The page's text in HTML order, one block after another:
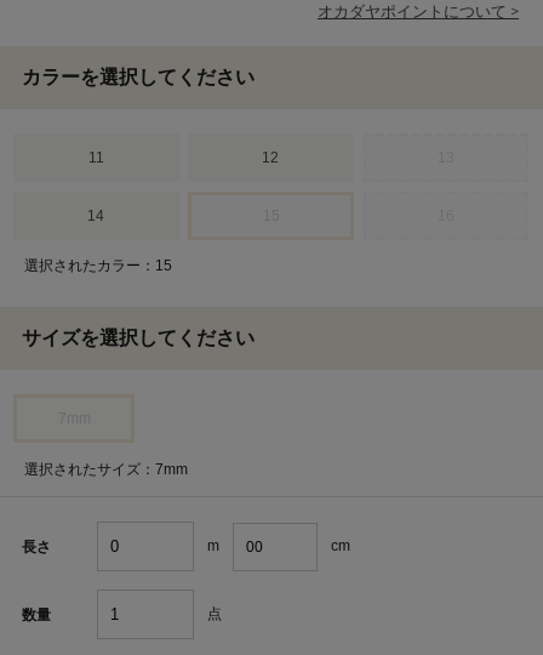
オカダヤポイントについて >
カラーを選択してください
11 12
14
選択されたカラー：15
サイズを選択してください
選択されたサイズ：7mm
長さ m cm
数量 点